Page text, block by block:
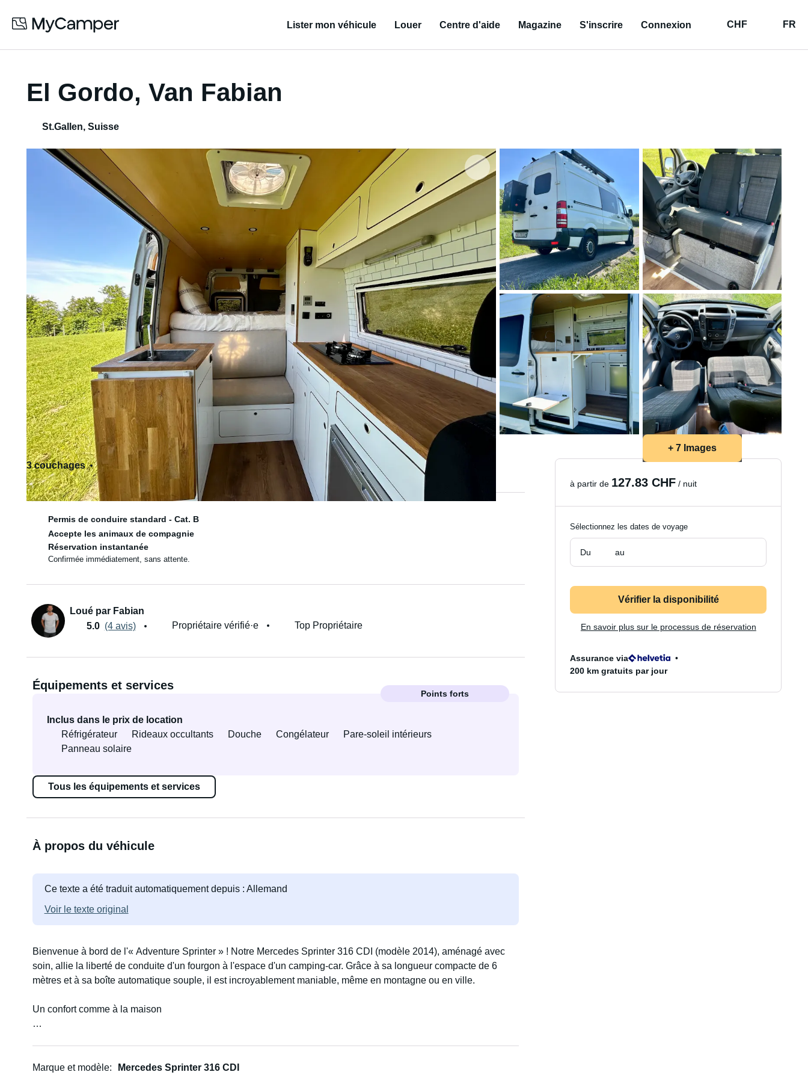
Lister mon véhicule Louer Centre d'aide Magazine S'inscrire Connexion CHF FR
El Gordo, Van Fabian
St.Gallen, Suisse
+ 7 Images
3 couchages
3 siège(s)
Permis de conduire standard - Cat. B
Accepte les animaux de compagnie
Réservation instantanée
Confirmée immédiatement, sans attente.
Loué par Fabian
5.0 (4 avis) Propriétaire vérifié·e Top Propriétaire
Équipements et services
Points forts
Inclus dans le prix de location
Réfrigérateur
Rideaux occultants Douche Congélateur
Pare-soleil intérieurs
Panneau solaire
Tous les équipements et services
À propos du véhicule
Ce texte a été traduit automatiquement depuis : Allemand
Voir le texte original
Bienvenue à bord de l'« Adventure Sprinter » ! Notre Mercedes Sprinter 316 CDI (modèle 2014), aménagé avec
soin, allie la liberté de conduite d'un fourgon à l'espace d'un camping-car. Grâce à sa longueur compacte de 6
mètres et à sa boîte automatique souple, il est incroyablement maniable, même en montagne ou en ville.
Un confort comme à la maison
200 cm. Un lit d'appoint pour enfant peut être installé en un clin d'œil à l'avant. Grâce aux rideaux occultants et aux
Marque et modèle
Mercedes Sprinter 316 CDI
à partir de 127.83 CHF / nuit
Sélectionnez les dates de voyage
Du au
Vérifier la disponibilité
En savoir plus sur le processus de réservation
Assurance via
200 km gratuits par jour